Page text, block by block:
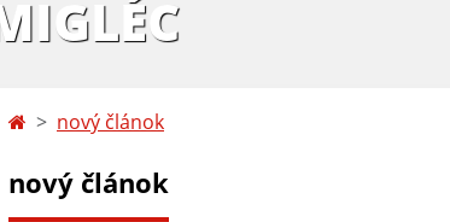
nový článok
nový článok